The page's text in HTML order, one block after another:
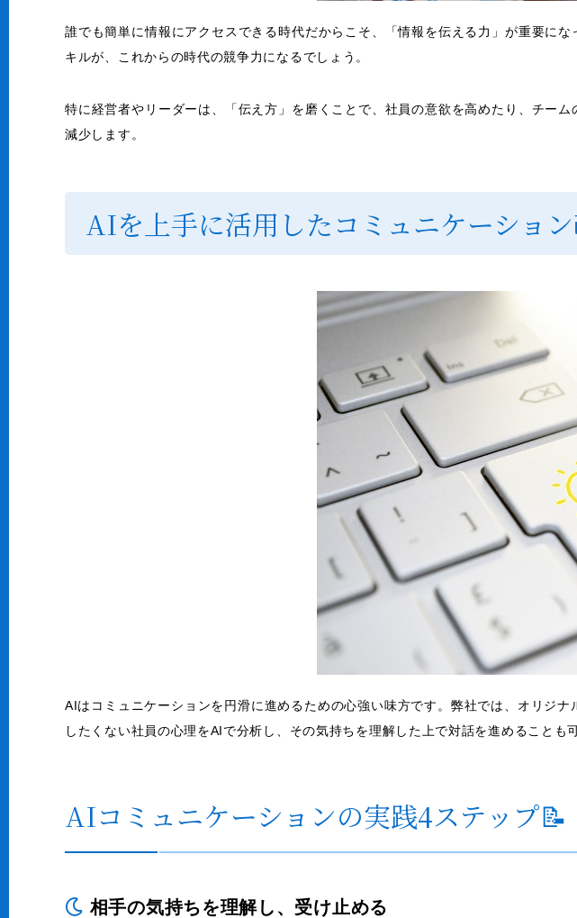
誰でも簡単に情報にアクセスできる時代だからこそ、「情報を伝える力」が重要に
キルが、これからの時代の競争力になるでしょう。
特に経営者やリーダーは、「伝え方」を磨くことで、社員の意欲を高めたり、チー
減少します。
AIを上手に活用したコミュニケーショ
AIはコミュニケーションを円滑に進めるための心強い味方です。弊社では、オリジ
したくない社員の心理をAIで分析し、その気持ちを理解した上で対話を進めることも
AIコミュニケーションの実践4ステップ📝
相手の気持ちを理解し、受け止める